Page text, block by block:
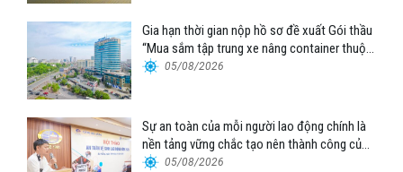
Gia hạn thời gian nộp hồ sơ đề xuất Gói thầu
“Mua sắm tập trung xe nâng container thuộc
Tổng công ty Hàng hải Việt Nam – CTCP”
05/08/2026
Sự an toàn của mỗi người lao động chính là
nền tảng vững chắc tạo nên thành công của
Cảng Đà Nẵng
05/08/2026